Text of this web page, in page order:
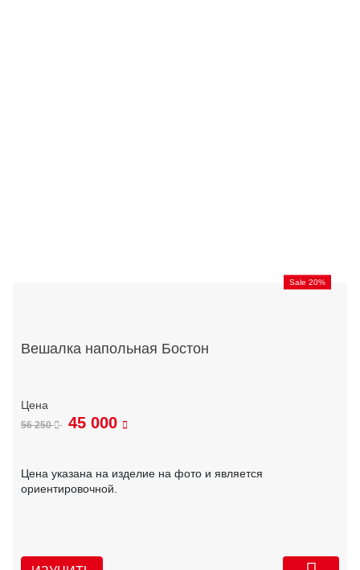
Sale 20%
Вешалка напольная Бостон
56 250 45 000
Цена указана на изделие на фото и является
ориентировочной.